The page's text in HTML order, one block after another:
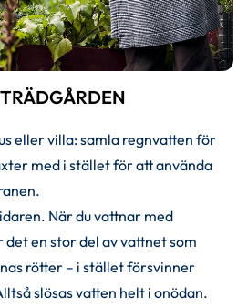
eller villa: samla regnvatten för
med i stället för att använda
När du vattnar med
en stor del av vattnet som
rötter – i stället försvinner
slösas vatten helt i onödan.